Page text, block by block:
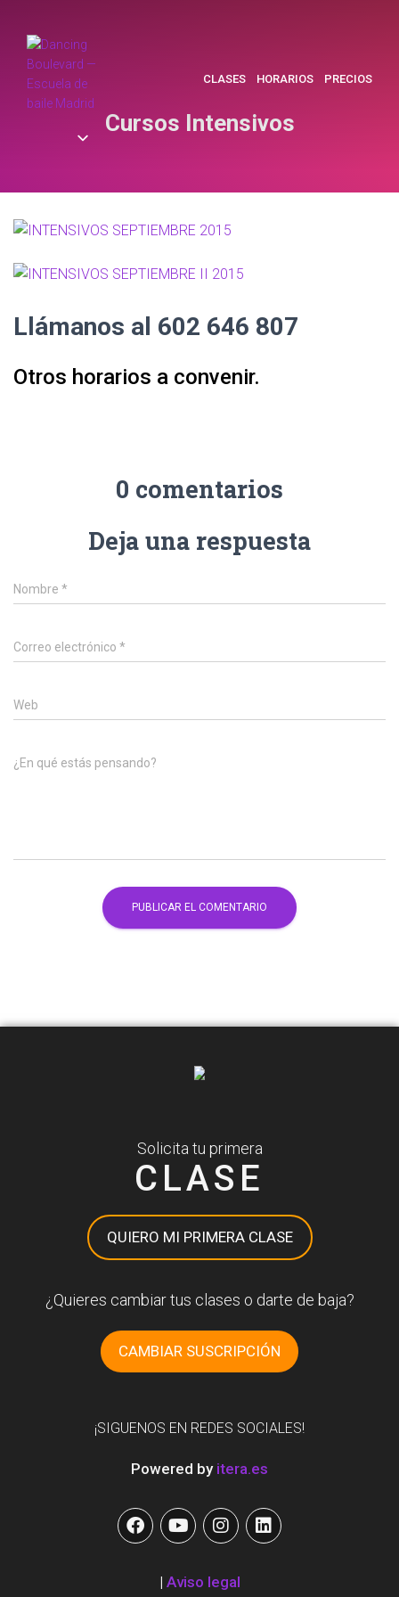
CLASES HORARIOS PRECIOS
Cursos Intensivos
Llámanos al 602 646 807
Otros horarios a convenir.
0 comentarios
Deja una respuesta
Nombre *
Correo electrónico *
Web
¿En qué estás pensando?
Solicita tu primera
CLASE
QUIERO MI PRIMERA CLASE
¿Quieres cambiar tus clases o darte de baja?
CAMBIAR SUSCRIPCIÓN
¡SIGUENOS EN REDES SOCIALES!
Powered by itera.es
| Aviso legal